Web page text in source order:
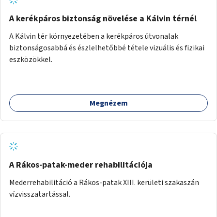
A kerékpáros biztonság növelése a Kálvin térnél
A Kálvin tér környezetében a kerékpáros útvonalak
biztonságosabbá és észlelhetőbbé tétele vizuális és fizikai
eszközökkel.
Megnézem
A Rákos-patak-meder rehabilitációja
Mederrehabilitáció a Rákos-patak XIII. kerületi szakaszán
vízvisszatartással.